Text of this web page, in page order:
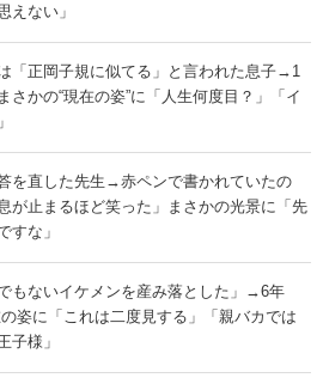
えない」
「正岡子規に似てる」と言われた息子→1
かの“現在の姿”に「人生何度目？」「イ
を直した先生→赤ペンで書かれていたの
止まるほど笑った」まさかの光景に「先
すな」
もないイケメンを産み落とした」→6年
姿に「これは二度見する」「親バカでは
子様」